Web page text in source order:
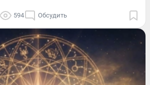
594 Обсудить